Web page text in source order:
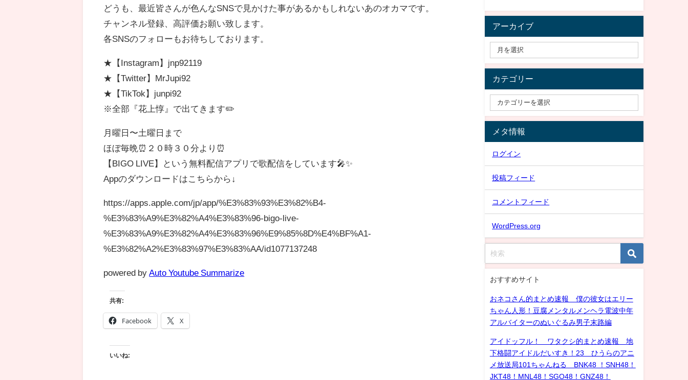
どうも、最近皆さんが色んなSNSで見かけた事があるかもしれないあのオカマです。
チャンネル登録、高評価お願い致します。
各SNSのフォローもお待ちしております。
★【Instagram】jnp92119
★【Twitter】MrJupi92
★【TikTok】junpi92
※全部『花上惇』で出てきます✏️
月曜日〜土曜日まで
ほぼ毎晩⏰２０時３０分より⏰
【BIGO LIVE】という無料配信アプリで歌配信をしています🎤✨
Appのダウンロードはこちらから↓
https://apps.apple.com/jp/app/%E3%83%93%E3%82%B4-
%E3%83%A9%E3%82%A4%E3%83%96-bigo-live-
%E3%83%A9%E3%82%A4%E3%83%96%E9%85%8D%E4%BF%A1-
%E3%82%A2%E3%83%97%E3%83%AA/id1077137248
powered by Auto Youtube Summarize
共有:
Facebook X
いいね:
アーカイブ
カテゴリー
メタ情報
ログイン
投稿フィード
コメントフィード
WordPress.org
おすすめサイト
おネコさん的まとめ速報 僕の彼女はエリー
ちゃん人形！豆腐メンタルメンヘラ電波中年
アルバイターのぬいぐるみ男子末路編
アイドッフル！ ワタクシ的まとめ速報 地
下格闘アイドルだいすき！23 ひうらのアニ
メ放送局101ちゃんねる BNK48 ！SNH48！
JKT48！MNL48！SGO48！GNZ48！